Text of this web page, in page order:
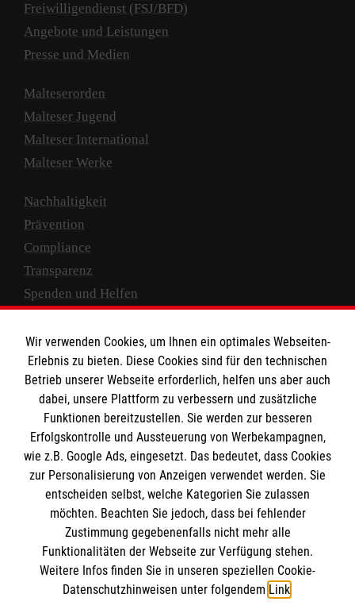
Freiwilligendienst (FSJ/BFD)
Angebote und Leistungen
Presse und Medien
Malteserorden
Malteser Jugend
Malteser International
Malteser Werke
Nachhaltigkeit
Prävention
Compliance
Transparenz
Spenden und Helfen
Empfänger: Malteser Hilfsdienst e.V.
IBAN: DE10 3706 0120 1201 2000 12
BIC: GENODED 1PA7
Newsletter abonnieren
Wir verwenden Cookies, um Ihnen ein optimales Webseiten-
Erlebnis zu bieten. Diese Cookies sind für den technischen
Betrieb unserer Webseite erforderlich, helfen uns aber auch
dabei, unsere Plattform zu verbessern und zusätzliche
Funktionen bereitzustellen. Sie werden zur besseren
Erfolgskontrolle und Aussteuerung von Werbekampagnen,
wie z.B. Google Ads, eingesetzt. Das bedeutet, dass Cookies
zur Personalisierung von Anzeigen verwendet werden. Sie
entscheiden selbst, welche Kategorien Sie zulassen
möchten. Beachten Sie jedoch, dass bei fehlender
Zustimmung gegebenenfalls nicht mehr alle
Funktionalitäten der Webseite zur Verfügung stehen.
Weitere Infos finden Sie in unseren speziellen Cookie-
Datenschutzhinweisen unter folgendem Link.